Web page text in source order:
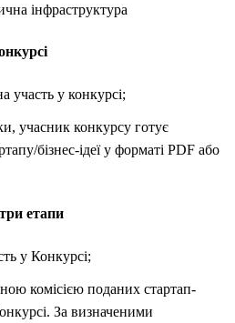
інфраструктура
участь у конкурсі;
учасник конкурсу готує
бізнес-ідеї у форматі PDF або
етапи
у Конкурсі;
комісією поданих стартап-
За визначеними